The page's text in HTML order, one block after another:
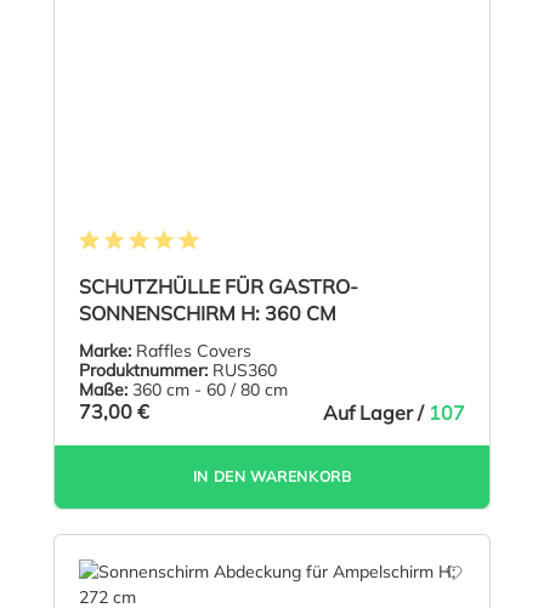
SCHUTZHÜLLE FÜR GASTRO-
SONNENSCHIRM H: 360 CM
Marke: Raffles Covers
Produktnummer: RUS360
Maße: 360 cm - 60 / 80 cm
73,00 € Auf Lager / 107
IN DEN WARENKORB